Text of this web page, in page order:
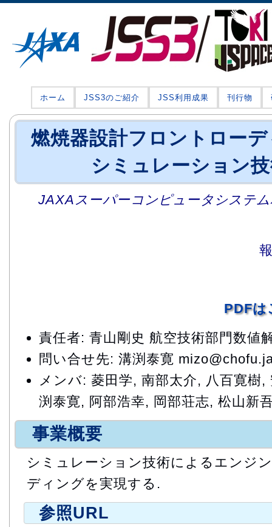
ホーム JSS3のご紹介 JSS利用成果 刊行物
燃焼器設計フロントロー
シミュレーション
JAXAスーパーコンピュータシステ
PDFは
責任者: 青山剛史 航空技術部門数値
問い合せ先: 溝渕泰寛
メンバ: 菱田学, 南部太介, 八百寛樹
渕泰寛, 阿部浩幸, 岡部荘志, 松山新
事業概要
シミュレーション技術によるエンジ
ディングを実現する.
参照URL